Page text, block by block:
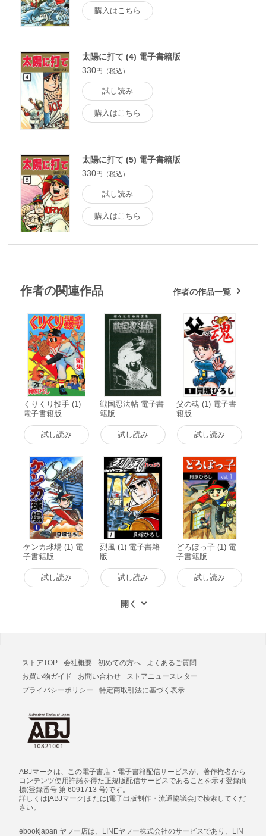
購入はこちら
太陽に打て (4) 電子書籍版
330円（税込）
試し読み
購入はこちら
太陽に打て (5) 電子書籍版
330円（税込）
試し読み
購入はこちら
作者の関連作品 作者の作品一覧
くりくり投手 (1)
電子書籍版
試し読み
戦国忍法帖 電子書
籍版
試し読み
父の魂 (1) 電子書
籍版
試し読み
ケンカ球場 (1) 電
子書籍版
試し読み
烈風 (1) 電子書籍
版
試し読み
どろぼっ子 (1) 電
子書籍版
試し読み
ストアTOP 会社概要 初めての方へ
よくあるご質問
お買い物ガイド
お問い合わせ
ストアニュースレター
プライバシーポリシー
特定商取引法に基づく表示
ABJマークは、この電子書店・電子書籍配信サービスが、著作権者から
コンテンツ使用許諾を得た正規版配信サービスであることを示す登録商
標(登録番号 第 6091713 号)です。
詳しくは[ABJマーク]または[電子出版制作・流通協議会]で検索してくだ
さい。
ebookjapan ヤフー店は、LINEヤフー株式会社のサービスであり、LIN